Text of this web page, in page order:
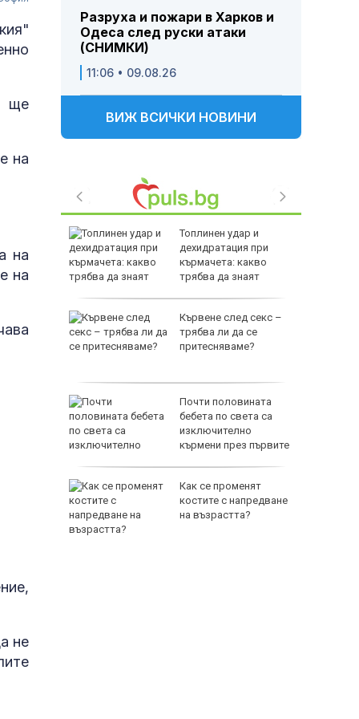
ще
на
на
на
не
Разруха и пожари в Харков и
Одеса след руски атаки
(СНИМКИ)
11:06 • 09.08.26
ВИЖ ВСИЧКИ НОВИНИ
Топлинен удар и
дехидратация при
кърмачета: какво
трябва да знаят
Кървене след секс –
трябва ли да се
притесняваме?
Почти половината
бебета по света са
изключително
кърмени през първите
Как се променят
костите с напредване
на възрастта?